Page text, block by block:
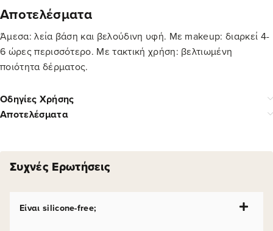
Αποτελέσματα
Άμεσα: λεία βάση και βελούδινη υφή. Με makeup: διαρκεί 4-
6 ώρες περισσότερο. Με τακτική χρήση: βελτιωμένη
ποιότητα δέρματος.
Οδηγίες Χρήσης
Αποτελέσματα
Συχνές Ερωτήσεις
Είναι silicone-free;